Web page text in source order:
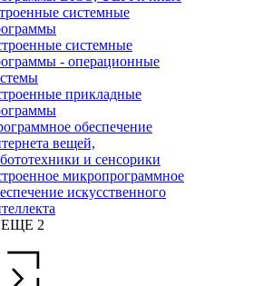
системные
системные
- операционные
прикладные
обеспечение
вещей,
и сенсорики
микропрограммное
искусственного
2